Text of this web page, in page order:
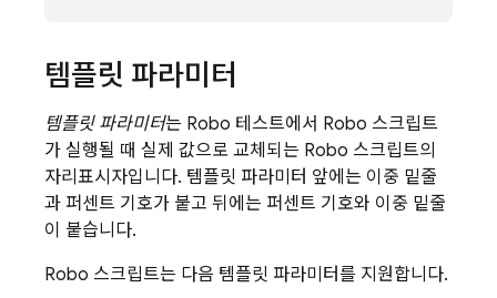
템플릿 파라미터
템플릿 파라미터는 Robo 테스트에서 Robo 스크립트
가 실행될 때 실제 값으로 교체되는 Robo 스크립트의
자리표시자입니다. 템플릿 파라미터 앞에는 이중 밑줄
과 퍼센트 기호가 붙고 뒤에는 퍼센트 기호와 이중 밑줄
이 붙습니다.
Robo 스크립트는 다음 템플릿 파라미터를 지원합니다.